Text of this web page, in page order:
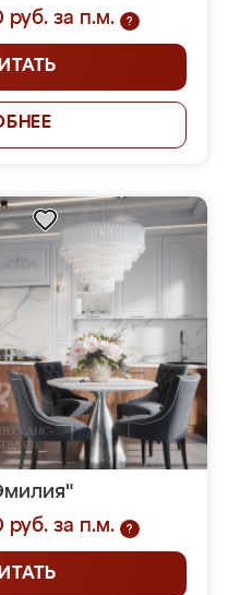
руб. за п.м.
?
руб. за п.м.
?